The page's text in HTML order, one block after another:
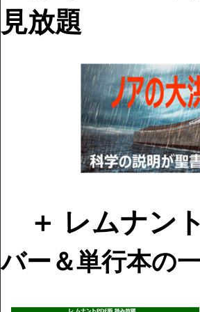
見放題
＋ レムナン
バー＆単行本の